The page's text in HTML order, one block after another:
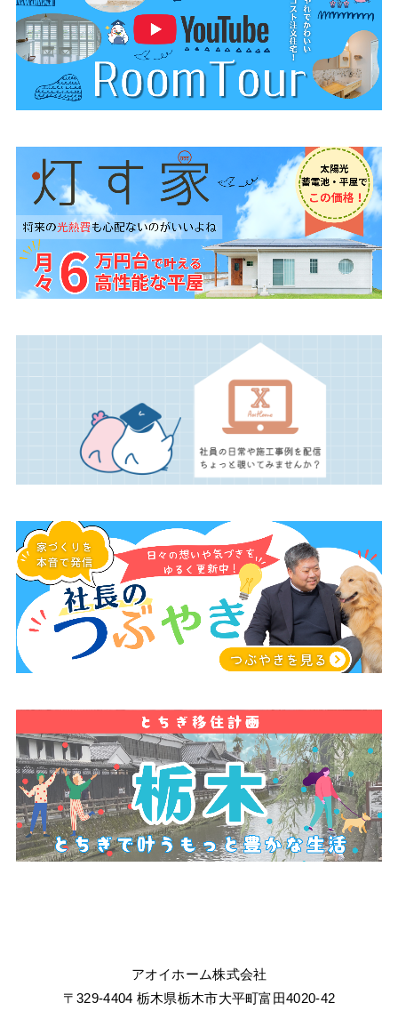
アオイホーム株式会社
〒329-4404 栃木県栃木市大平町富田4020-42